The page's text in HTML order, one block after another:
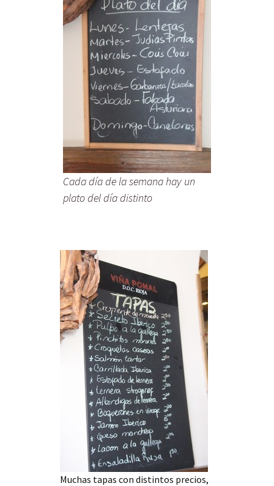
Cada día de la semana hay un
plato del día distinto
Muchas tapas con distintos precios,